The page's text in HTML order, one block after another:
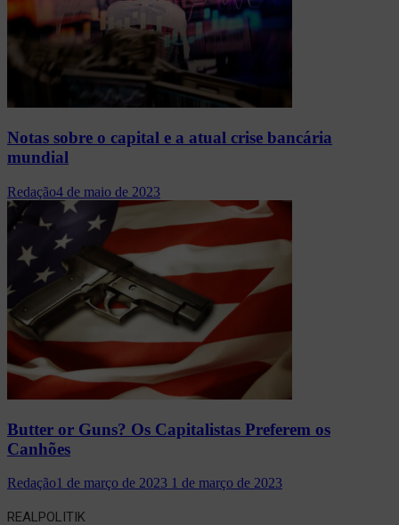
Notas sobre o capital e a atual crise bancária
mundial
Redação4 de maio de 2023
Butter or Guns? Os Capitalistas Preferem os
Canhões
Redação1 de março de 2023 1 de março de 2023
REALPOLITIK